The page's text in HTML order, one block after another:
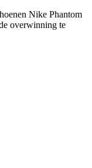
Nike Phantom
overwinning te